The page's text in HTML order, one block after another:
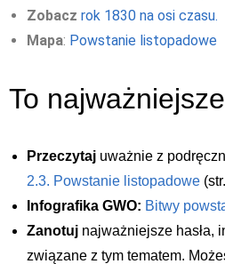
Zobacz rok 1830 na osi czasu.
Mapa: Powstanie listopadowe
To najważniejsze
Przeczytaj uważnie z
2.3. Powstanie listopadowe
Infografika GWO: Bitwy
Zanotuj najważniejsze hasła,
związane z tym tematem.